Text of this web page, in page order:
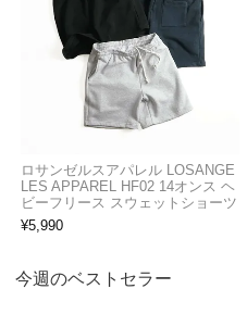
ロサンゼルスアパレル LOSANGE
LES APPAREL HF02 14オンス ヘ
ビーフリース スウェットショーツ
¥5,990
今週のベストセラー